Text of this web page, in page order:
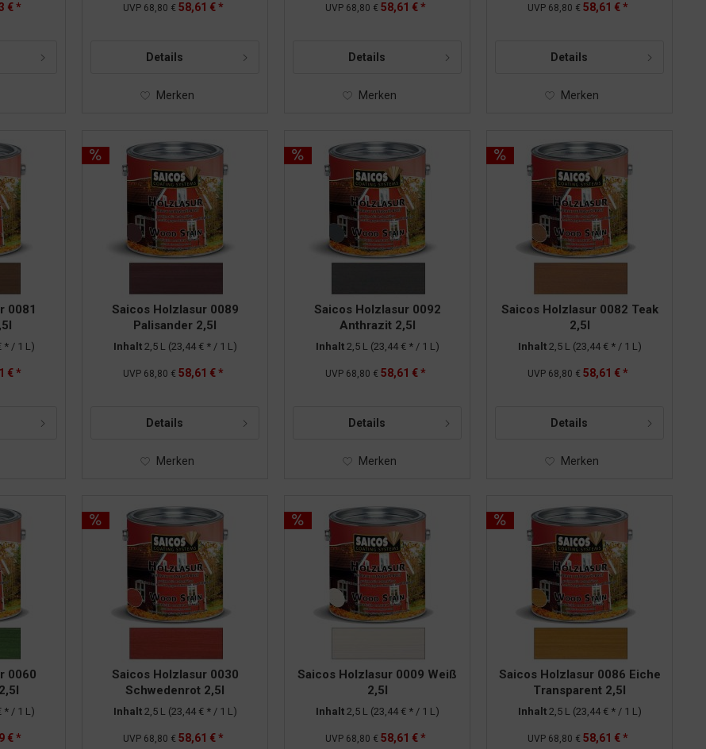
€ * UVP 68,80 € 58,61 € *
Details
Merken
UVP 68,80 € 58,61 € *
Details
Merken
UVP 68,80 € 58,61 € *
Details
Merken
0081
* / 1 L)
€ *
Saicos Holzlasur 0089
Palisander 2,5l
Inhalt 2,5 L (23,44 € * / 1 L)
UVP 68,80 € 58,61 € *
Details
Merken
Saicos Holzlasur 0092
Anthrazit 2,5l
Inhalt 2,5 L (23,44 € * / 1 L)
UVP 68,80 € 58,61 € *
Details
Merken
Saicos Holzlasur 0082 Teak
2,5l
Inhalt 2,5 L (23,44 € * / 1 L)
UVP 68,80 € 58,61 € *
Details
Merken
0060
* / 1 L)
€ *
Saicos Holzlasur 0030
Schwedenrot 2,5l
Inhalt 2,5 L (23,44 € * / 1 L)
UVP 68,80 € 58,61 € *
Saicos Holzlasur 0009 Weiß
2,5l
Inhalt 2,5 L (23,44 € * / 1 L)
UVP 68,80 € 58,61 € *
Saicos Holzlasur 0086 Eiche
Transparent 2,5l
Inhalt 2,5 L (23,44 € * / 1 L)
UVP 68,80 € 58,61 € *